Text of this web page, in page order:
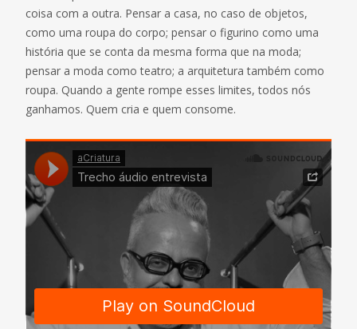
coisa com a outra. Pensar a casa, no caso de objetos,
como uma roupa do corpo; pensar o figurino como uma
história que se conta da mesma forma que na moda;
pensar a moda como teatro; a arquitetura também como
roupa. Quando a gente rompe esses limites, todos nós
ganhamos. Quem cria e quem consome.